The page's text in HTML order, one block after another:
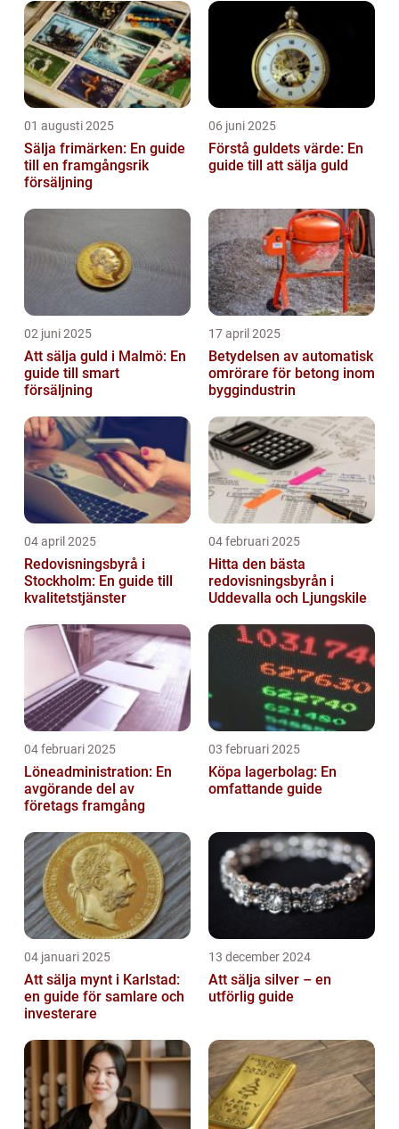
01 augusti 2025
Sälja frimärken: En guide
till en framgångsrik
försäljning
06 juni 2025
Förstå guldets värde: En
guide till att sälja guld
02 juni 2025
Att sälja guld i Malmö: En
guide till smart
försäljning
17 april 2025
Betydelsen av automatisk
omrörare för betong inom
byggindustrin
04 april 2025
Redovisningsbyrå i
Stockholm: En guide till
kvalitetstjänster
04 februari 2025
Hitta den bästa
redovisningsbyrån i
Uddevalla och Ljungskile
04 februari 2025
Löneadministration: En
avgörande del av
företags framgång
03 februari 2025
Köpa lagerbolag: En
omfattande guide
04 januari 2025
Att sälja mynt i Karlstad:
en guide för samlare och
investerare
13 december 2024
Att sälja silver – en
utförlig guide